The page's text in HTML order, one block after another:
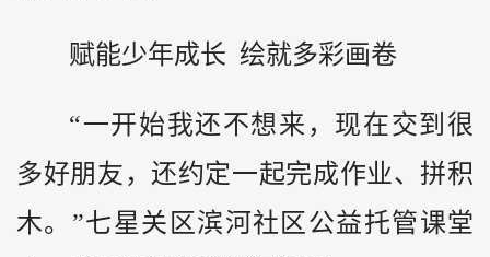
赋能少年成长 绘就多彩画卷
“一开始我还不想来，现在交到很
多好朋友，还约定一起完成作业、拼积
木。”七星关区滨河社区公益托管课堂